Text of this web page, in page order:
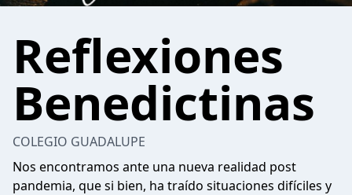
Reflexiones
Benedictinas
COLEGIO GUADALUPE
Nos encontramos ante una nueva realidad post
pandemia, que si bien, ha traído situaciones difíciles y